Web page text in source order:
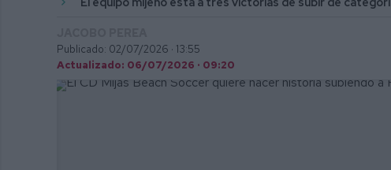
Publicado: 02/07/2026 · 13:55
Actualizado: 06/07/2026 · 09:20